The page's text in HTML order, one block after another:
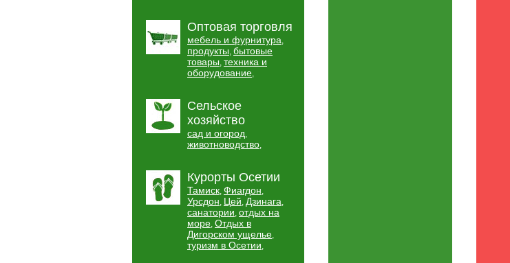
Оптовая торговля
мебель и фурнитура,
продукты, бытовые
товары, техника и
оборудование,
Сельское
хозяйство
сад и огород,
животноводство,
Курорты Осетии
Тамиск, Фиагдон,
Урсдон, Цей, Дзинага,
санатории, отдых на
море, Отдых в
Дигорском ущелье,
туризм в Осетии,